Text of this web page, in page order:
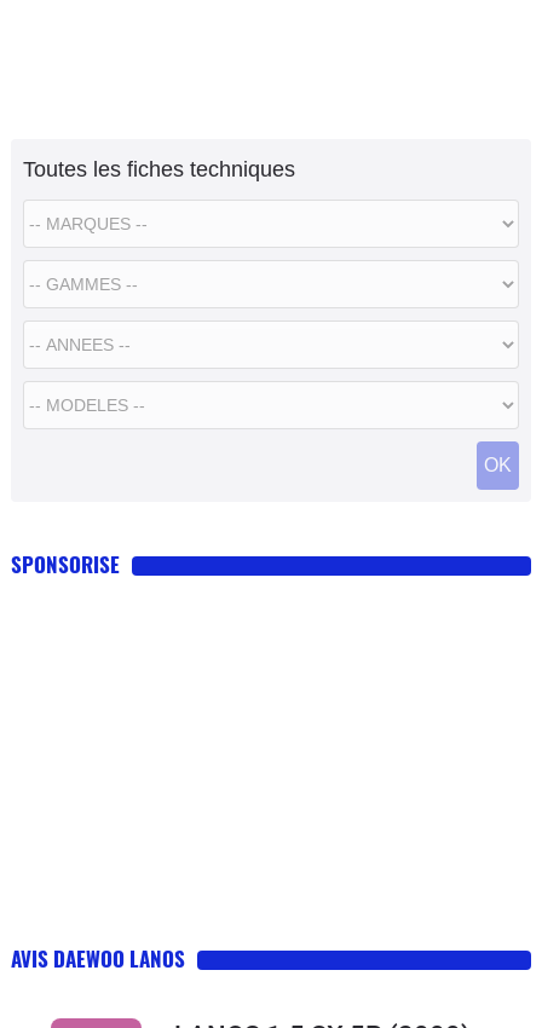
Toutes les fiches techniques
SPONSORISE
AVIS DAEWOO LANOS